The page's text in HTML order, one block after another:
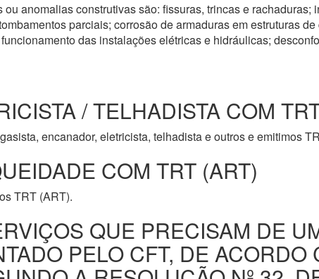
anomalias construtivas são: fissuras, trincas e rachaduras;
parciais; corrosão de armaduras em estruturas de
das instalações elétricas e hidráulicas;
/ TELHADISTA COM
encanador, eletricista, telhadista e outros e emitimos
COM TRT (ART)
TRT (ART).
QUE PRECISAM DE
PELO CFT, DE ACORDO